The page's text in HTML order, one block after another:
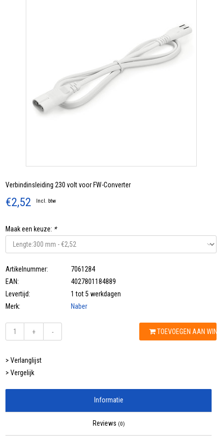
Verbindinsleiding 230 volt voor FW-Converter
€2,52 Incl. btw
Maak een keuze: *
Artikelnummer:
7061284
EAN:
4027801184889
Levertijd:
1 tot 5 werkdagen
Merk:
Naber
+ - TOEVOEGEN AAN
> Verlanglijst
> Vergelijk
Informatie
Reviews (0)